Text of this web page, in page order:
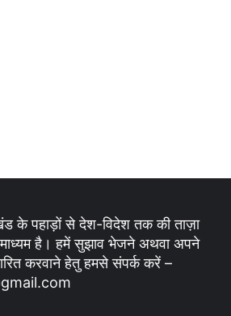
के पहाड़ों से देश-विदेश तक की ताज़ा
है। हमें सुझाव भेजने अथवा अपने
करवाने हेतु हमसे संपर्क करें –